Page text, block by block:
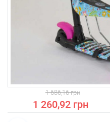
1 260,92 грн
1 686,16 грн